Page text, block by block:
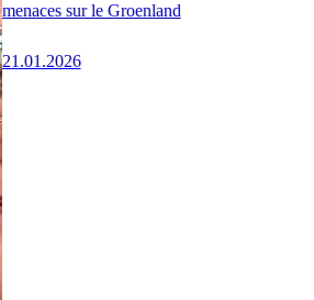
menaces sur le Groenland
21.01.2026